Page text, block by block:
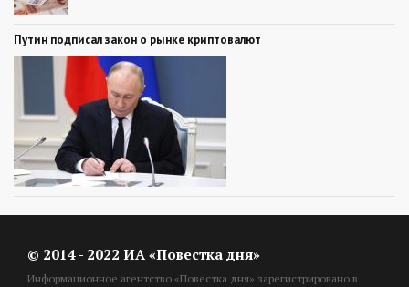
Путин подписал закон о рынке криптовалют
© 2014 - 2022 ИА «Повестка дня»
Информационное агентство «Повестка дня» зарегистрировано в